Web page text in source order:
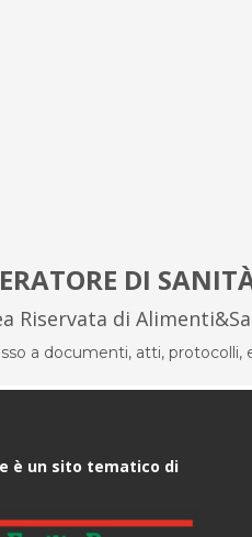
DI
Riservata di
a documenti, atti, protocolli,
è un sito tematico di